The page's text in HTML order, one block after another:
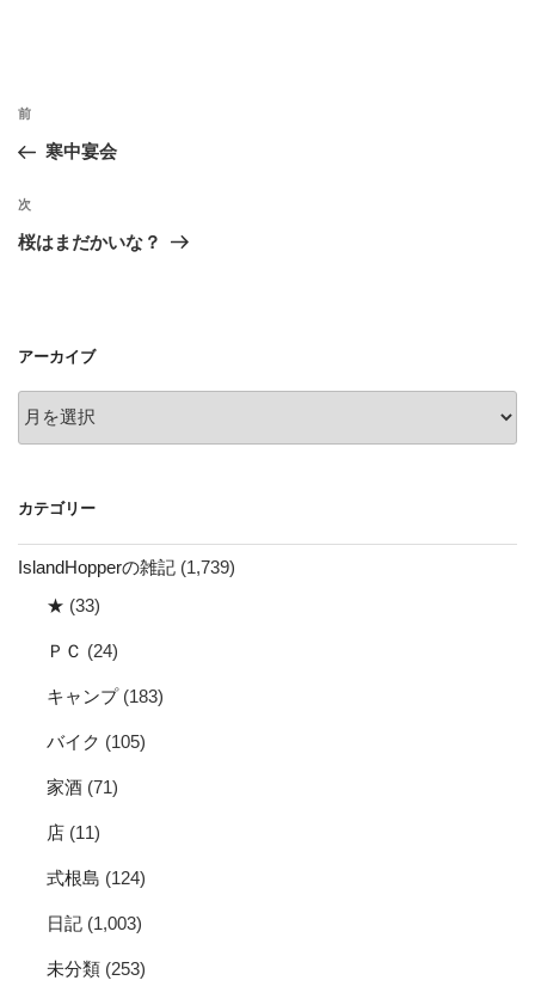
投
ナ
ビ
ゲ
ン
前
の
稿
前
寒中宴会
次
の
次
桜はまだかいな？
アーカイブ
ー
ブ
カテゴリー
IslandHopperの雑記 (1,739)
★ (33)
ＰＣ (24)
キャンプ(183)
バイク (105)
家酒 (71)
店 (11)
式根島 (124)
日記 (1,003)
未分類 (253)